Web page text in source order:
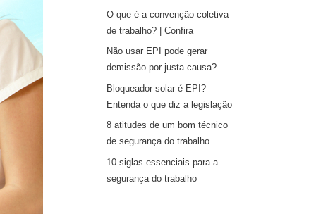
O que é a convenção coletiva
de trabalho? | Confira
Não usar EPI pode gerar
demissão por justa causa?
Bloqueador solar é EPI?
Entenda o que diz a legislação
8 atitudes de um bom técnico
de segurança do trabalho
10 siglas essenciais para a
segurança do trabalho